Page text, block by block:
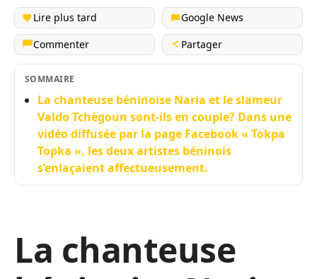
Lire plus tard
Google News
Commenter
Partager
SOMMAIRE
La chanteuse béninoise Naria et le slameur
Valdo Tchègoun sont-ils en couple? Dans une
vidéo diffusée par la page Facebook « Tokpa
Topka », les deux artistes béninois
s’enlaçaient affectueusement.
La chanteuse